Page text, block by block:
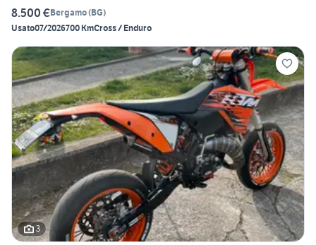
8.500 €Bergamo(BG)
Usato07/2026700 KmCross / Enduro
3